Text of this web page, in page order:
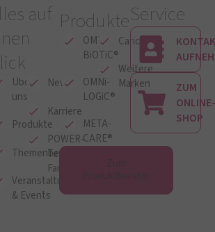
auf
Über
uns
Produkte
Themenbereiche
Veranstaltungen
& Events
News
Karriere
POWER-
Team &
Fanshop
Produkte
OMNi-
BiOTiC®
OMNi-
LOGiC®
META-
CARE®
Caricol®
Weitere
Marken
Zum
Produktberater
Service
ZUM
ONLINE-
SHOP